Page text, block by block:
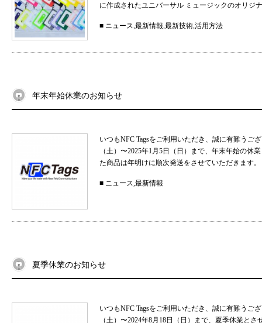
に作成されたユニバーサル ミュージックのオリジ
■ ニュース,最新情報,最新技術,活用方法
年末年始休業のお知らせ
いつもNFC Tagsをご利用いただき、誠に有難う
（土）〜2025年1月5日（日）まで、年末年始の
た商品は年明けに順次発送をさせていただきま
■ ニュース,最新情報
夏季休業のお知らせ
いつもNFC Tagsをご利用いただき、誠に有難う
（土）〜2024年8月18日（日）まで、夏季休業と